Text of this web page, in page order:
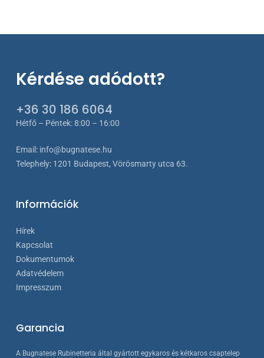
Kérdése adódott?
+36 30 186 6064
Hétfő – Péntek: 8:00 – 16:00
Email: info@bugnatese.hu
Telephely: 1201 Budapest, Vörösmarty utca 63.
Információk
Hírek
Kapcsolat
Dokumentumok
Adatvédelem
Impresszum
Garancia
A Bugnatese Rubinetteria által gyártott egykaros és kétkaros csaptelep